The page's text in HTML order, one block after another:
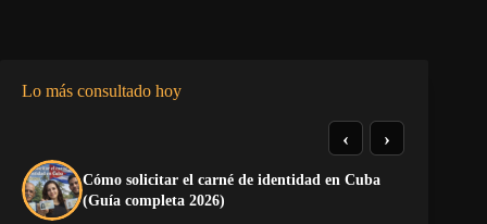
Lo más consultado hoy
Cómo solicitar el carné de identidad en Cuba
(Guía completa 2026)
‹ ›